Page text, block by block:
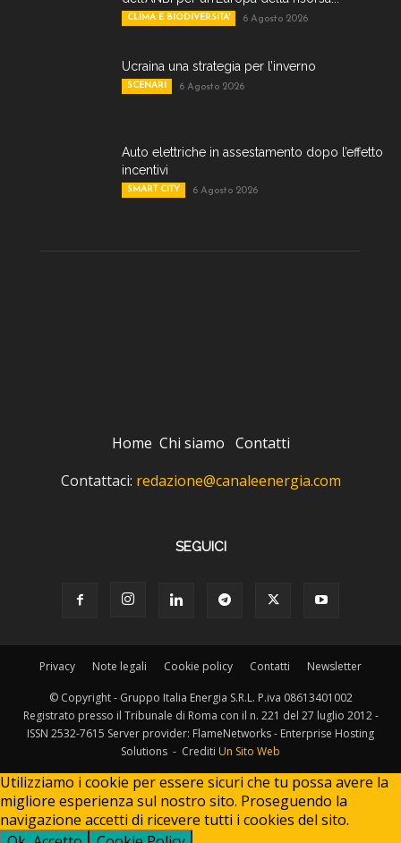
CLIMA E BIODIVERSITA' 6 Agosto 2026
Ucraina una strategia per l’inverno
SCENARI 6 Agosto 2026
Auto elettriche in assestamento dopo l’effetto
incentivi
SMART CITY 6 Agosto 2026
Home Chi siamo Contatti
Contattaci: redazione@canaleenergia.com
SEGUICI
Privacy Note legali Cookie policy Contatti Newsletter
© Copyright - Gruppo Italia Energia S.R.L. P.iva 08613401002
Registrato presso il Tribunale di Roma con il n. 221 del 27 luglio 2012 -
ISSN 2532-7615 Server provider: FlameNetworks - Enterprise Hosting
Solutions - Crediti Un Sito Web
Utilizziamo i cookie per essere sicuri che tu possa avere la
migliore esperienza sul nostro sito. Proseguendo la
navigazione accetti di ricevere tutti i cookies del sito.